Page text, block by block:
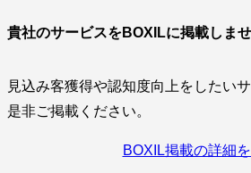
貴社のサービスをBOXILに掲載しま
見込み客獲得や認知度向上をしたい
是非ご掲載ください。
BOXIL掲載の詳細